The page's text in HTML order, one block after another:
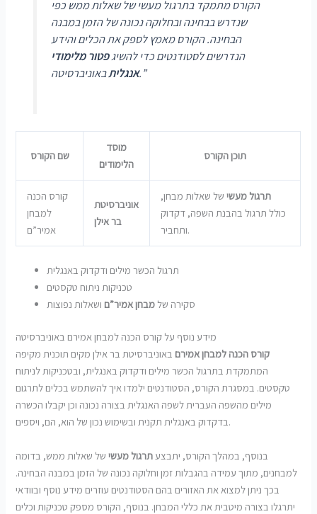
הקורס מתמקד בתרגול מעשי של שאלות ממש כפי
שנדרש בבחינה ובחלוקה נכונה של הזמן במבנה
הבחינה. הקורס מאמץ לספק את הכלים והידע
הנדרשים לסטודנטים כדי להשיגפטור מלימודי
אנגליתבאוניברסיטה.”
שם הקורס
מוסד
הלימודים
תוכן הקורס
קורס הכנה
למבחן
אמיר”ם
אוניברסיטת
בר אילן
תרגול מעשישל שאלות מבחן,
כולל תרגול בהבנת השפה, דקדוק
ותחביר.
תרגול הכשר מילים ודקדוק באנגלית
טכניקות ניתוח טקסטים
סקירה של מבחן אמיר”ם ושאלות נפוצות
מידע נוסף על קורס הכנה למבחן אמירם באוניברסיטה
קורס הכנה למבחן אמירם באוניברסיטת בר אילן מקים תוכנית מקיפה
המתמקדת בתרגול הכשר מילים ודקדוק באנגלית, ובטכניקות לניתוח
טקסטים. במסגרת הקורס, הסטודנטים ילמדו איך להשתמש בכלים לתרגום
מילים מהשפה העברית לשפה האנגלית בצורה נכונה וכן יקבלו הכשרה
בדקדוק באנגלית תקנית ובשימוש נכון של הוא, הם, ויספים.
בנוסף, במהלך הקורס, יתבצע תרגול מעשישל שאלות ממש, בדומה
למבחנים, מתוך עמידה בהגבלות זמן וחלוקה נכונה של הזמן במבנה הבחינה.
בכך ניתן למצוא את האזורים בהם הסטודנטים עוזרים מידע נוסף ובוודאי
יתרגלו בצורה מיטבית את כללי המבחן. בנוסף, הקורס מספק טכניקות וכלים